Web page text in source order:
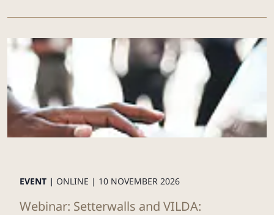
EVENT | ONLINE | 10 NOVEMBER 2026
Webinar: Setterwalls and VILDA: